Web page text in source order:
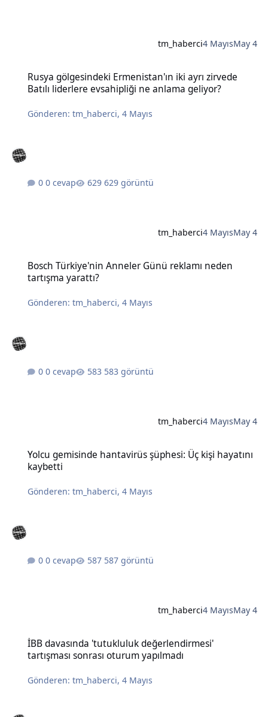
tm_haberci4 MayısMay 4
Rusya gölgesindeki Ermenistan'ın iki ayrı zirvede
Batılı liderlere evsahipliği ne anlama geliyor?
Gönderen:tm_haberci,4 Mayıs
0 cevap 629 görüntü
tm_haberci4 MayısMay 4
Bosch Türkiye'nin Anneler Günü reklamı neden
tartışma yarattı?
Gönderen:tm_haberci,4 Mayıs
0 cevap 583 görüntü
tm_haberci4 MayısMay 4
Yolcu gemisinde hantavirüs şüphesi: Üç kişi hayatını
kaybetti
Gönderen:tm_haberci,4 Mayıs
0 cevap 587 görüntü
tm_haberci4 MayısMay 4
İBB davasında 'tutukluluk değerlendirmesi'
tartışması sonrası oturum yapılmadı
Gönderen:tm_haberci,4 Mayıs